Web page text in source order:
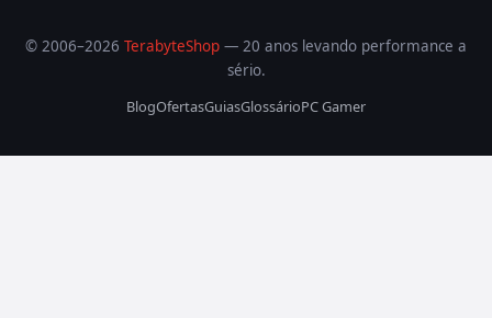
© 2006–2026 TerabyteShop — 20 anos levando performance a
sério.
BlogOfertasGuiasGlossárioPC Gamer